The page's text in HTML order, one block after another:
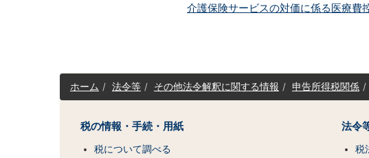
介護保険サービスの対価に係る医療費
サ
イホーム 法令等 その他法令解釈に関する情報 申告所得税関係
税の情報・手続・用紙
税について調べる
法令
税